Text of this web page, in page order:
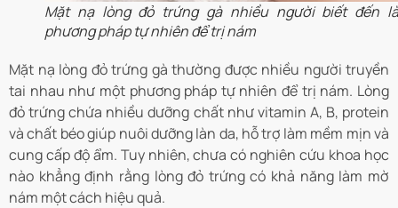
Mặt nạ lòng đỏ trứng gà nhiều người biết đến
phương pháp tự nhiên để trị nám
Mặt nạ lòng đỏ trứng gà thường được nhiều người truyền
tai nhau như một phương pháp tự nhiên để trị nám. Lòng
đỏ trứng chứa nhiều dưỡng chất như vitamin A, B, protein
và chất béo giúp nuôi dưỡng làn da, hỗ trợ làm mềm mịn và
cung cấp độ ẩm. Tuy nhiên, chưa có nghiên cứu khoa học
nào khẳng định rằng lòng đỏ trứng có khả năng làm mờ
nám một cách hiệu quả.